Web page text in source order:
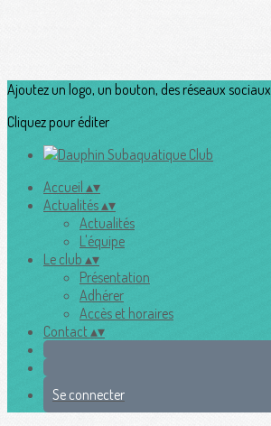
Ajoutez un logo, un bouton, des réseaux sociaux
Cliquez pour éditer
Accueil ▴▾
Actualités▴▾
Actualités
L'équipe
Le club ▴▾
Présentation
Adhérer
Accès et horaires
Contact▴▾
Se connecter